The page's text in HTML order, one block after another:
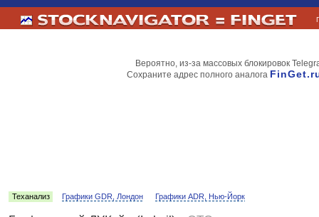
Вероятно, из-за массовых блокировок
Сохраните адрес полного аналога
Теханализ Графики GDR, Лондон Графики ADR, Нью-Йорк